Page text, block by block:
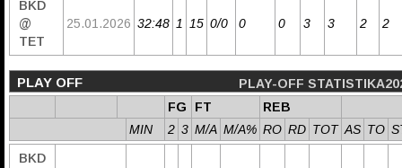
BKD
@
TET
25.01.2026 32:48 1 15 0/0 0 0 3 3 2 2
PLAY OFF
PLAY-OFF
FG
FT
REB
MIN
2 3 M/A M/A% RO RD TOT AS TO
BKD